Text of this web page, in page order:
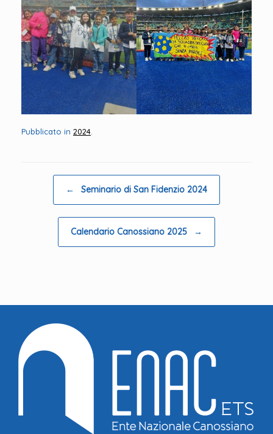
Pubblicato in 2024.
← Seminario di San Fidenzio 2024
Calendario Canossiano 2025 →